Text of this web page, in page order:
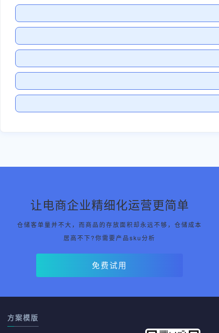
让电商企业精细化运营更简单
仓储客单量并不大，而商品的存放面积却永远不够，仓储成本
居高不下?你需要产品sku分析
免费试用
方案模版